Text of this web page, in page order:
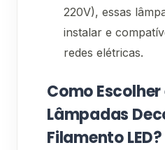
220V), essas
instalar e
redes elétricas.
Como
Lâmpadas
Filamento LED?